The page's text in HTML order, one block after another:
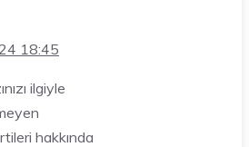
18:45
ilgiyle
hakkında